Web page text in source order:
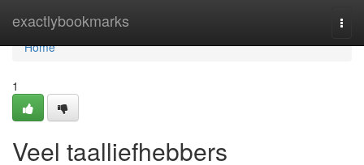
exactlybookmarks
Home
Home
1
Veel taalliefhebbers